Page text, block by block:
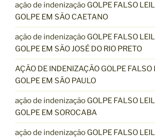
ação de indenização GOLPE FALSO
GOLPE EM SÃO CAETANO
ação de indenização GOLPE FALSO
GOLPE EM SÃO JOSÉ DO RIO PRETO
AÇÃO DE INDENIZAÇÃO GOLPE FALSO
GOLPE EM SÃO PAULO
ação de indenização GOLPE FALSO
GOLPE EM SOROCABA
ação de indenização GOLPE FALSO